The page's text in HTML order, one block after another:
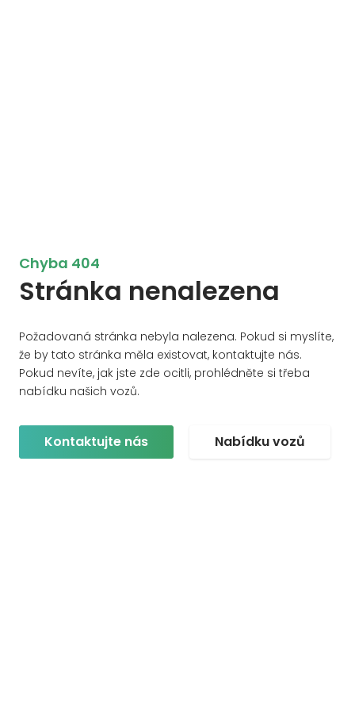
Chyba 404
Stránka nenalezena
Požadovaná stránka nebyla nalezena. Pokud si myslíte,
že by tato stránka měla existovat, kontaktujte nás.
Pokud nevíte, jak jste zde ocitli, prohlédněte si třeba
nabídku našich vozů.
Kontaktujte nás Nabídku vozů